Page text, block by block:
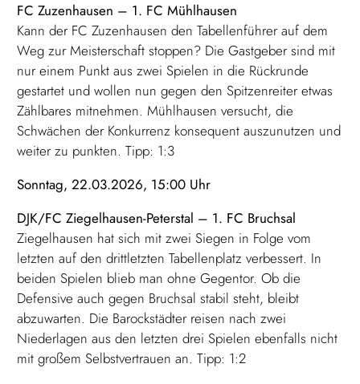
FC Zuzenhausen – 1. FC Mühlhausen
Kann der FC Zuzenhausen den Tabellenführer auf dem
Weg zur Meisterschaft stoppen? Die Gastgeber sind mit
nur einem Punkt aus zwei Spielen in die Rückrunde
gestartet und wollen nun gegen den Spitzenreiter etwas
Zählbares mitnehmen. Mühlhausen versucht, die
Schwächen der Konkurrenz konsequent auszunutzen und
weiter zu punkten. Tipp: 1:3
Sonntag, 22.03.2026, 15:00 Uhr
DJK/FC Ziegelhausen-Peterstal – 1. FC Bruchsal
Ziegelhausen hat sich mit zwei Siegen in Folge vom
letzten auf den drittletzten Tabellenplatz verbessert. In
beiden Spielen blieb man ohne Gegentor. Ob die
Defensive auch gegen Bruchsal stabil steht, bleibt
abzuwarten. Die Barockstädter reisen nach zwei
Niederlagen aus den letzten drei Spielen ebenfalls nicht
mit großem Selbstvertrauen an. Tipp: 1:2